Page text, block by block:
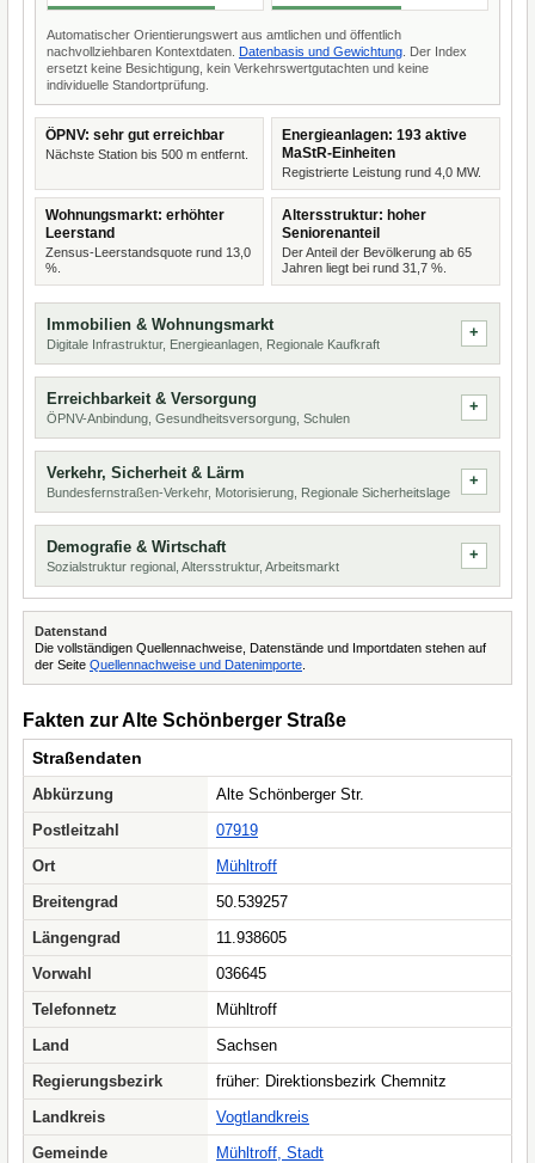
Automatischer Orientierungswert aus amtlichen und öffentlich
nachvollziehbaren Kontextdaten. Datenbasis und Gewichtung . Der Index
ersetzt keine Besichtigung, kein Verkehrswertgutachten und keine
individuelle Standortprüfung.
ÖPNV: sehr gut erreichbar
Nächste Station bis 500 m entfernt.
Energieanlagen: 193 aktive
MaStR-Einheiten
Registrierte Leistung rund 4,0 MW.
Wohnungsmarkt: erhöhter
Leerstand
Zensus-Leerstandsquote rund 13,0
%.
Altersstruktur: hoher
Seniorenanteil
Der Anteil der Bevölkerung ab 65
Jahren liegt bei rund 31,7 %.
Immobilien & Wohnungsmarkt
Digitale Infrastruktur, Energieanlagen, Regionale Kaufkraft
Erreichbarkeit & Versorgung
ÖPNV-Anbindung, Gesundheitsversorgung, Schulen
Verkehr, Sicherheit & Lärm
Bundesfernstraßen-Verkehr, Motorisierung, Regionale Sicherheitslage
Demografie & Wirtschaft
Sozialstruktur regional, Altersstruktur, Arbeitsmarkt
Datenstand
Die vollständigen Quellennachweise, Datenstände und Importdaten stehen auf
der Seite Quellennachweise und Datenimporte
Fakten zur Alte Schönberger Straße
Straßendaten
Abkürzung
Alte Schönberger Str.
Postleitzahl
07919
Ort
Mühltroff
Breitengrad
50.539257
Längengrad
11.938605
Vorwahl
036645
Telefonnetz
Mühltroff
Land
Sachsen
Regierungsbezirk
früher: Direktionsbezirk Chemnitz
Landkreis
Vogtlandkreis
Gemeinde
Mühltroff, Stadt